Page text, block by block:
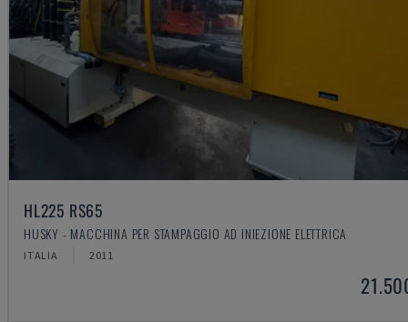
HL225 RS65
HUSKY - MACCHINA PER STAMPAGGIO AD INIEZIONE ELETTRICA
ITALIA 2011